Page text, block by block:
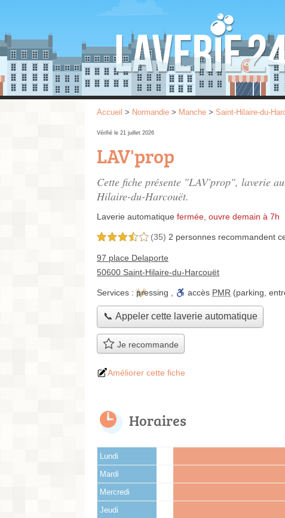
Accueil > Normandie > Manche > Saint-Hilaire-du-
Vérifié le 21 juillet 2026
LAV'prop
Cette fiche présente "LAV'prop", laverie
Hilaire-du-Harcouët.
Laverie automatique fermée, ouvre demain à 7h
3,5 étoiles sur 5 (35) 2 personnes recommandent
97 place Delaporte
50600 Saint-Hilaire-du-Harcouët
Services : pressing accès PMR (parking,
📞 Appeler cette laverie automatique
Je recommande
Améliorer cette fiche
Horaires
Lundi
Mardi
Mercredi
Jeudi